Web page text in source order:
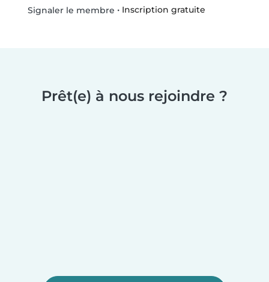
Signaler le membre • Inscription gratuite
Prêt(e) à nous rejoindre ?